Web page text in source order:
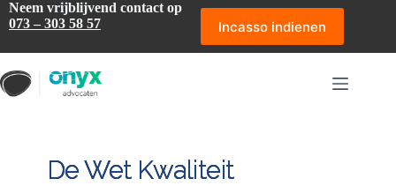
Ga
naar
inhoud
Neem vrijblijvend contact op
073 – 303 58 57
Incasso indienen
De Wet Kwaliteit